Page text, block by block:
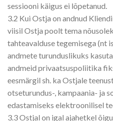
sessiooni käigus ei lõpetanud.
3.2 Kui Ostja on andnud
viisil Ostja poolt tema
tahteavalduse tegemisega (nt
andmete turunduslikuks
andmeid privaatsuspoliitika
eesmärgil sh. ka Ostjale
otseturundus-, kampaania- ja
edastamiseks elektroonilisel
3.3 Ostjal on igal ajahetkel